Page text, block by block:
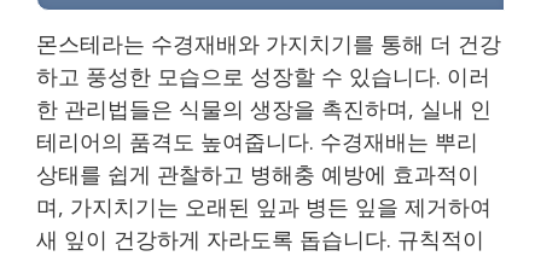
몬스테라는 수경재배와 가지치기를 통해 더 건강
하고 풍성한 모습으로 성장할 수 있습니다. 이러
한 관리법들은 식물의 생장을 촉진하며, 실내 인
테리어의 품격도 높여줍니다. 수경재배는 뿌리
상태를 쉽게 관찰하고 병해충 예방에 효과적이
며, 가지치기는 오래된 잎과 병든 잎을 제거하여
새 잎이 건강하게 자라도록 돕습니다. 규칙적이